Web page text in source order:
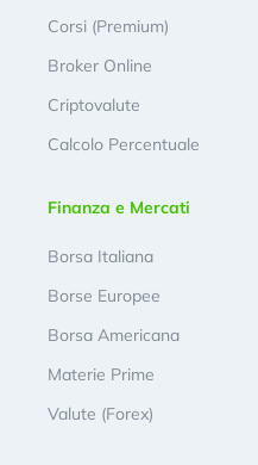
Corsi (Premium)
Broker Online
Criptovalute
Calcolo Percentuale
Finanza e Mercati
Borsa Italiana
Borse Europee
Borsa Americana
Materie Prime
Valute (Forex)